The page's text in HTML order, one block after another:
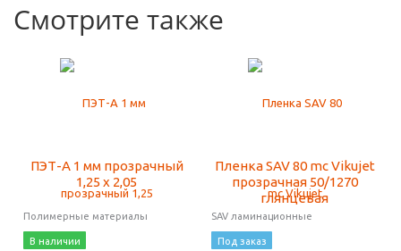
Смотрите также
ПЭТ-А 1 мм прозрачный
1,25 х 2,05
Полимерные материалы
В наличии
Пленка SAV 80 mc Vikujet
прозрачная 50/1270
глянцевая
SAV ламинационные
Под заказ